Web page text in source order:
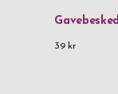
Gavebesked
39 kr